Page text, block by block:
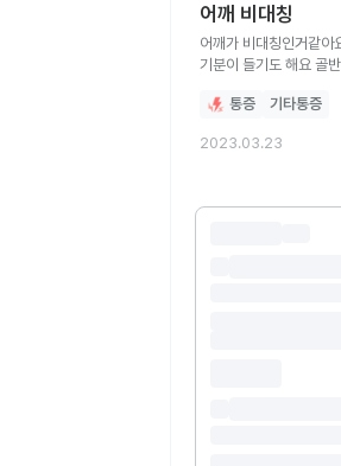
어깨 비대칭
어깨가 비대칭인거같아
기분이 들기도 해요 골반이 비대칭이어서
통증 기타통증
2023.03.23